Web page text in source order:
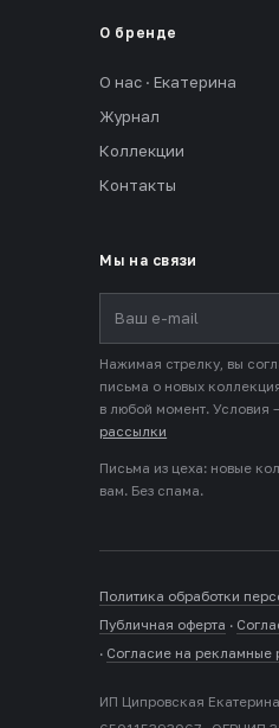
О бренде
О нас · Екатерина
Журнал
Коллекции
Контакты
Мы на связи
Нажимая стрелку, вы
письма о новых
в любой момент. Условия
рассылки
Письма из цеха: новые
вам. Без спама.
Политика обработки
Публичная оферта ·
· Согласие на рекламные
ИП Ципровская